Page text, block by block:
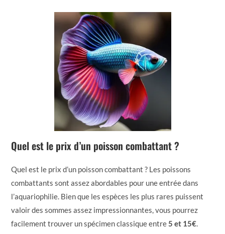
Quel est le prix d’un poisson combattant ?
Quel est le prix d’un poisson combattant ? Les poissons
combattants sont assez abordables pour une entrée dans
l’aquariophilie. Bien que les espèces les plus rares puissent
valoir des sommes assez impressionnantes, vous pourrez
facilement trouver un spécimen classique entre5 et 15€.